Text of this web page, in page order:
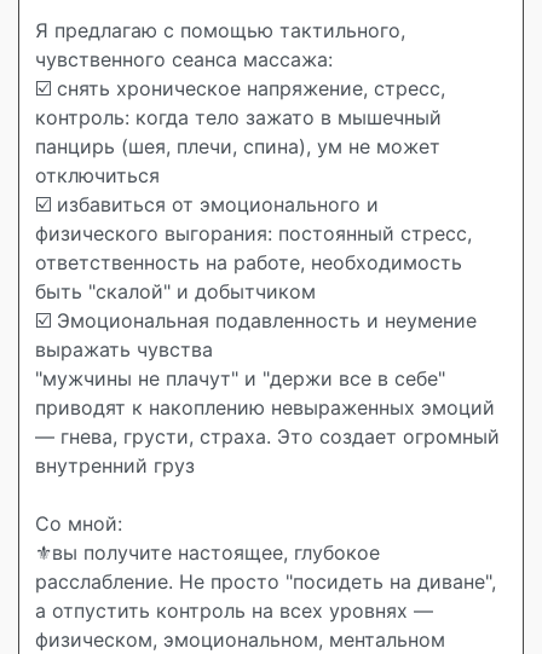
Я предлагаю с помощью тактильного,
чувственного сеанса массажа:
☑️ снять хроническое напряжение, стресс,
контроль: когда тело зажато в мышечный
панцирь (шея, плечи, спина), ум не может
отключиться
☑️ избавиться от эмоционального и
физического выгорания: постоянный стресс,
ответственность на работе, необходимость
быть "скалой" и добытчиком
☑️ Эмоциональная подавленность и неумение
выражать чувства
"мужчины не плачут" и "держи все в себе"
приводят к накоплению невыраженных эмоций
— гнева, грусти, страха. Это создает огромный
внутренний груз
Со мной:
⚜️вы получите настоящее, глубокое
расслабление. Не просто "посидеть на диване",
а отпустить контроль на всех уровнях —
физическом, эмоциональном, ментальном